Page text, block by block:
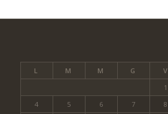
L M M G V
1
4
5 6 7 8